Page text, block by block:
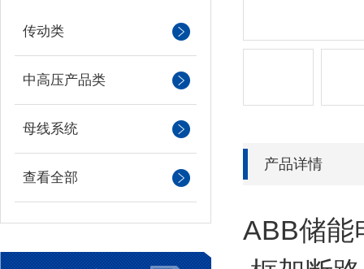
传动类
中高压产品类
母线系统
查看全部
产品详情
ABB储